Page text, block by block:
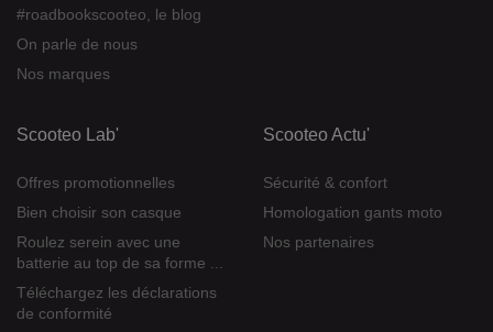
#roadbookscooteo, le blog
On parle de nous
Nos marques
Scooteo Lab'
Offres promotionnelles
Bien choisir son casque
Roulez serein avec une
batterie au top de sa forme ...
Téléchargez les déclarations
de conformité
Scooteo Actu'
Sécurité & confort
Homologation gants moto
Nos partenaires